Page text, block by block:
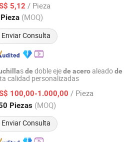
5,12 / Pieza
(MOQ)
Enviar Consulta
Desde 2026
sde doble ejede acero aleadode
calidad personalizadas
100,00-1.000,00 / Pieza
Piezas (MOQ)
Enviar Consulta
and Export Trade Co., Ltd
Desde 2020